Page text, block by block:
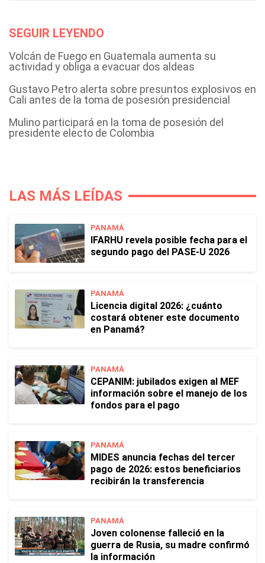
SEGUIR LEYENDO
Volcán de Fuego en Guatemala aumenta su
actividad y obliga a evacuar dos aldeas
Gustavo Petro alerta sobre presuntos explosivos en
Cali antes de la toma de posesión presidencial
Mulino participará en la toma de posesión del
presidente electo de Colombia
LAS MÁS LEÍDAS
PANAMÁ
IFARHU revela posible fecha para el
segundo pago del PASE-U 2026
PANAMÁ
Licencia digital 2026: ¿cuánto
costará obtener este documento
en Panamá?
PANAMÁ
CEPANIM: jubilados exigen al MEF
información sobre el manejo de los
fondos para el pago
PANAMÁ
MIDES anuncia fechas del tercer
pago de 2026: estos beneficiarios
recibirán la transferencia
PANAMÁ
Joven colonense falleció en la
guerra de Rusia, su madre confirmó
la información